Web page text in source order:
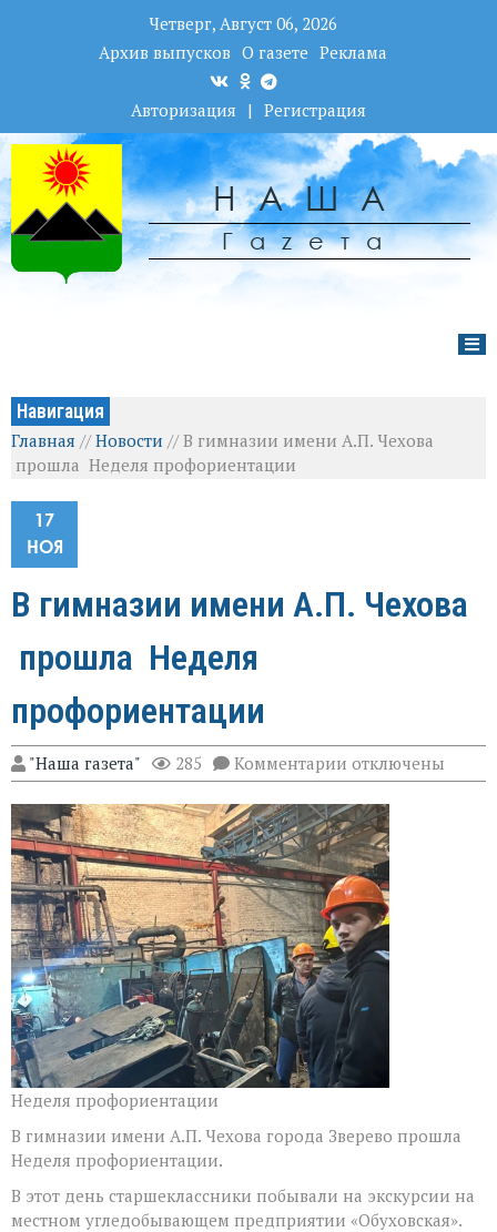
Четверг, Август 06, 2026
Архив выпусков О газете Реклама
Авторизация | Регистрация
НАША
Гаzета
Навигация
Главная //Новости //В гимназии имени А.П. Чехова
прошла Неделя профориентации
17
НОЯ
В гимназии имени А.П. Чехова
прошла Неделя
профориентации
"Наша газета" 285 Комментарии к
записи
В
гимназии
имени
А.П.
Чехова
прошла
Неделя
профориентации
отключены
Неделя профориентации
В гимназии имени А.П. Чехова города Зверево прошла
Неделя профориентации.
В этот день старшеклассники побывали на экскурсии на
местном угледобывающем предприятии «Обуховская».